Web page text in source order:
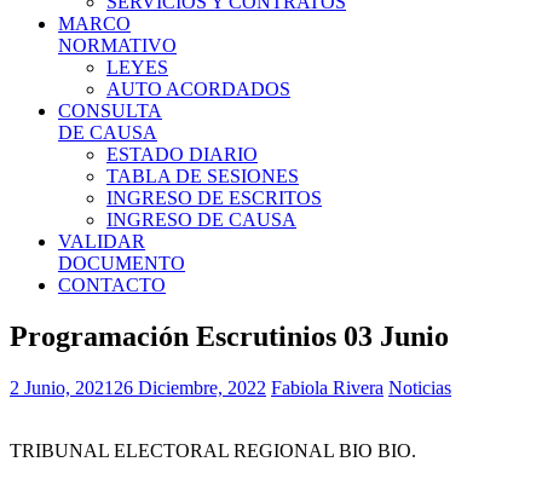
MARCO
NORMATIVO
LEYES
AUTO ACORDADOS
CONSULTA
DE CAUSA
ESTADO DIARIO
TABLA DE SESIONES
INGRESO DE ESCRITOS
INGRESO DE CAUSA
VALIDAR
DOCUMENTO
CONTACTO
Programación Escrutinios 03 Junio
2 Junio, 2021 26 Diciembre, 2022 Fabiola Rivera Noticias
TRIBUNAL ELECTORAL REGIONAL BIO BIO.